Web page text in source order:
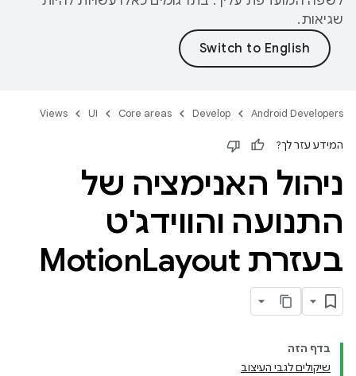
שגיאות.
Android Developers
Develop
Core areas
UI
Views
המידע עזר לך?
ניהול האנימציה של
התנועה והווידג'ט
בעזרת Motion Layout
בדף הזה
שיקולים לגבי העיצוב